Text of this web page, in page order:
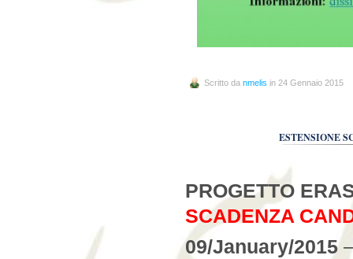
Scritto da nmelis in 24 Gennaio 2015
ESTENSIONE
PROGETTO
SCADENZA
09/January/2015